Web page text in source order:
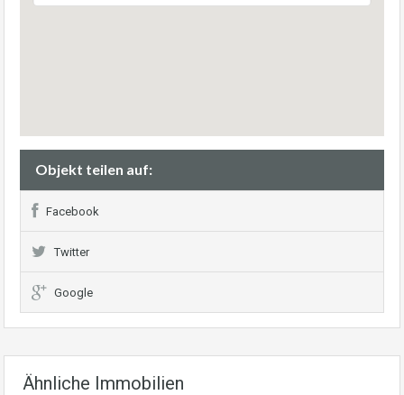
Objekt teilen auf:
Facebook
Twitter
Google
Ähnliche Immobilien